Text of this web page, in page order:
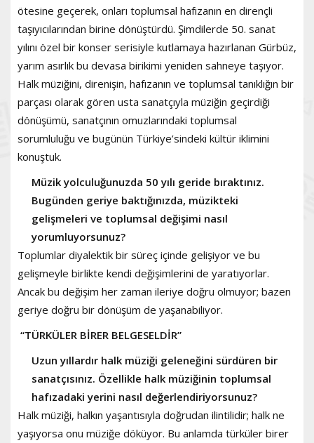
ötesine geçerek, onları toplumsal hafızanın en dirençli
taşıyıcılarından birine dönüştürdü. Şimdilerde 50. sanat
yılını özel bir konser serisiyle kutlamaya hazırlanan Gürbüz,
yarım asırlık bu devasa birikimi yeniden sahneye taşıyor.
Halk müziğini, direnişin, hafızanın ve toplumsal tanıklığın bir
parçası olarak gören usta sanatçıyla müziğin geçirdiği
dönüşümü, sanatçının omuzlarındaki toplumsal
sorumluluğu ve bugünün Türkiye’sindeki kültür iklimini
konuştuk.
Müzik yolculuğunuzda 50 yılı geride bıraktınız.
Bugünden geriye baktığınızda, müzikteki
gelişmeleri ve toplumsal değişimi nasıl
yorumluyorsunuz?
Toplumlar diyalektik bir süreç içinde gelişiyor ve bu
gelişmeyle birlikte kendi değişimlerini de yaratıyorlar.
Ancak bu değişim her zaman ileriye doğru olmuyor; bazen
geriye doğru bir dönüşüm de yaşanabiliyor.
“TÜRKÜLER BİRER BELGESELDİR”
Uzun yıllardır halk müziği geleneğini sürdüren bir
sanatçısınız. Özellikle halk müziğinin toplumsal
hafızadaki yerini nasıl değerlendiriyorsunuz?
Halk müziği, halkın yaşantısıyla doğrudan ilintilidir; halk ne
yaşıyorsa onu müziğe döküyor. Bu anlamda türküler birer